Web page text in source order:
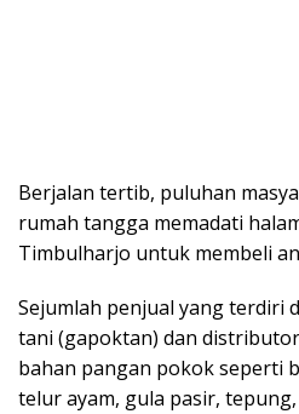
Berjalan tertib, puluhan
rumah tangga memadati
Timbulharjo untuk membeli
Sejumlah penjual yang terdiri
tani (gapoktan) dan
bahan pangan pokok seperti
telur ayam, gula pasir,